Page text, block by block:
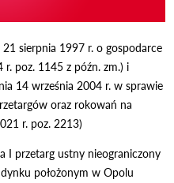
sierpnia 1997 r. o gospodarce
r. poz. 1145 z późn. zm.) i
14 września 2004 r. w sprawie
oraz rokowań na
r. poz. 2213)
I przetarg ustny nieograniczony
położonym w Opolu